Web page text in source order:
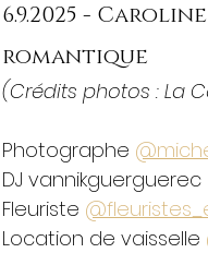
6.9.2025 -
romantique
(Crédits photos : La
Photographe
DJ vannikguerguerec
Fleuriste
Location de vaisselle